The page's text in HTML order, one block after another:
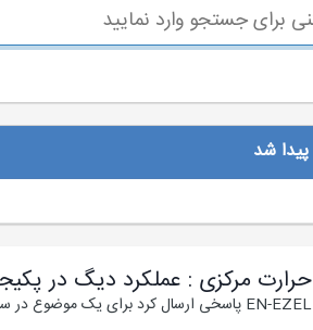
حرارت مرکزی : عملکرد دیگ در
EN-EZEL پاسخی ارسال کرد برای یک موضوع در